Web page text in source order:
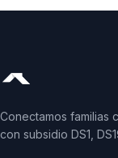
Conectamos familias
con subsidio DS1,